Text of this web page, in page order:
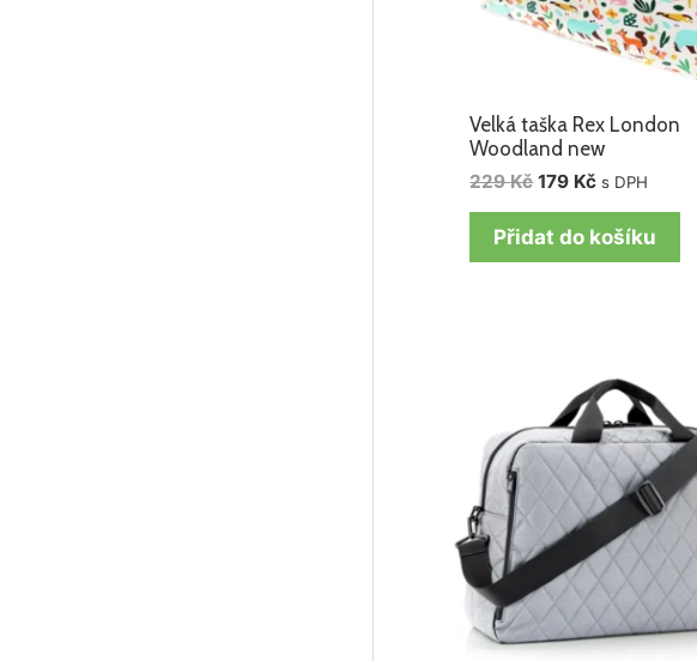
Velká taška Rex London
Woodland new
229Kč 179 Kč s DPH
Přidat do košíku
cena
byla:
1
955 Kč.
cena
je:
1
725 Kč.